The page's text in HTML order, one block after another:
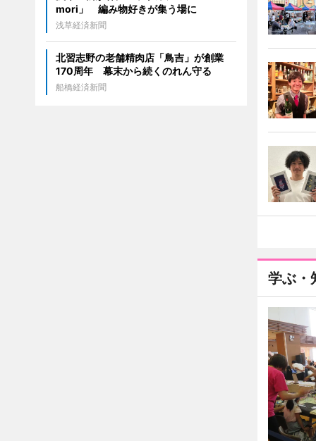
学ぶ・
mori」 編み物好きが集う場に
浅草経済新聞
北習志野の老舗精肉店「鳥吉」が創業
170周年 幕末から続くのれん守る
船橋経済新聞